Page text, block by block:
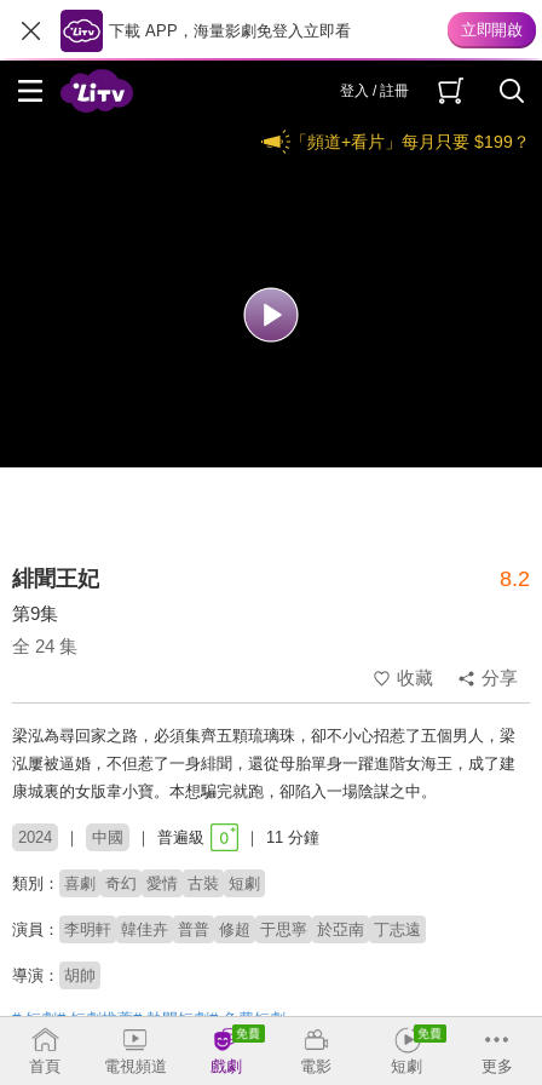
下載 APP，海量影劇免登入立即看
登入 / 註冊
「頻道+看片」每月只要 $199？
緋聞王妃 8.2
第9集
全 24 集
收藏
分享
梁泓為尋回家之路，必須集齊五顆琉璃珠，卻不小心招惹了五個男人，梁
泓屢被逼婚，不但惹了一身緋聞，還從母胎單身一躍進階女海王，成了建
康城裏的女版韋小寶。本想騙完就跑，卻陷入一場陰謀之中。
2024 中國 普遍級 11 分鐘
類別： 喜劇 奇幻 愛情 古裝 短劇
演員： 李明軒 韓佳卉 普普 修超 于思寧 於亞南 丁志遠
導演： 胡帥
# 短劇# 短劇推薦# 熱門短劇# 免費短劇
首頁 電視頻道 戲劇 電影 短劇 更多